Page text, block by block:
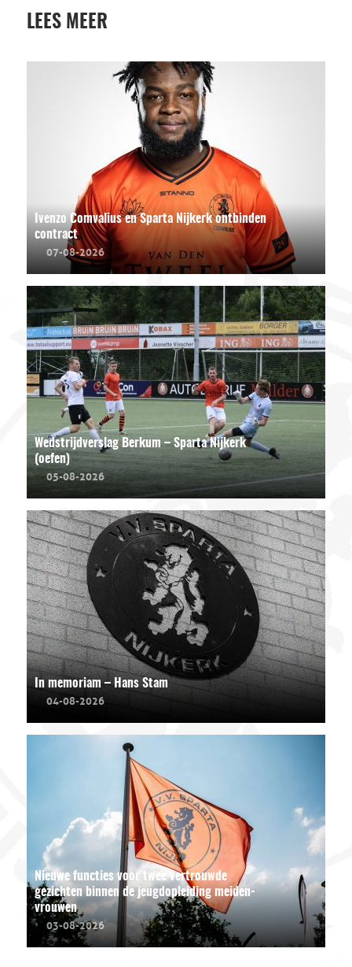
LEES MEER
Ivenzo Comvalius en Sparta Nijkerk ontbinden
contract
07-08-2026
Wedstrijdverslag Berkum – Sparta Nijkerk
(oefen)
05-08-2026
In memoriam – Hans Stam
04-08-2026
Nieuwe functies voor twee vertrouwde
gezichten binnen de jeugdopleiding meiden-
vrouwen
03-08-2026